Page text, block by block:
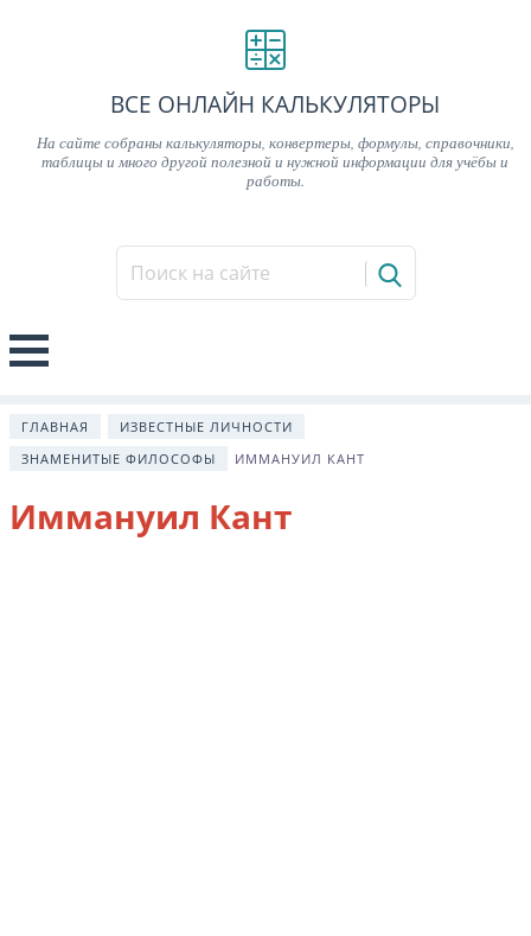
ВСЕ ОНЛАЙН КАЛЬКУЛЯТОРЫ
На сайте собраны калькуляторы, конвертеры, формулы, справочники,
таблицы и много другой полезной и нужной информации для учёбы и
работы.
ГЛАВНАЯ
ИЗВЕСТНЫЕ ЛИЧНОСТИ
ЗНАМЕНИТЫЕ ФИЛОСОФЫ
ИММАНУИЛ КАНТ
Иммануил Кант